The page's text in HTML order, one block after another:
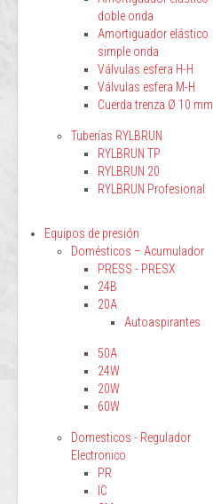
doble onda
Amortiguador elástico
simple onda
Válvulas esfera H-H
Válvulas esfera M-H
Cuerda trenza Ø 10 mm
Tuberías RYLBRUN
RYLBRUN TP
RYLBRUN 20
RYLBRUN Profesional
Equipos de presión
Domésticos – Acumulador
PRESS - PRESX
24B
20A
Autoaspirantes
50A
24W
20W
60W
Domesticos - Regulador
Electronico
PR
IC